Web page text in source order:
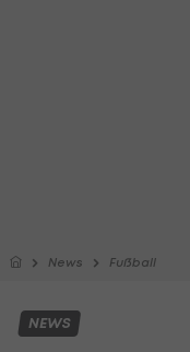
News Fußball
NEWS